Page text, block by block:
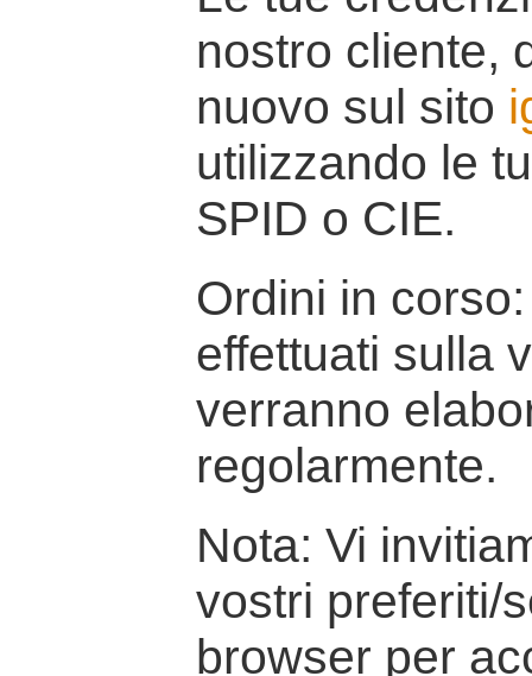
nostro cliente,
nuovo sul sito
utilizzando le
SPID o CIE.
Ordini in
effettuati sulla
verranno
regolarmente.
Nota: Vi
vostri preferiti/
browser per